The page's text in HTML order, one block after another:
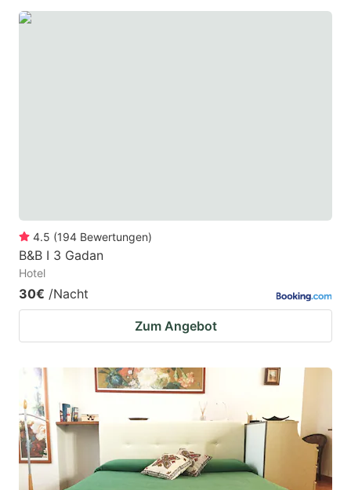
4.5 (194 Bewertungen)
B&B I 3 Gadan
Hotel
30€ /Nacht
Zum Angebot